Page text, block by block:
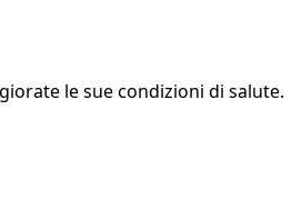
le sue condizioni di salute.